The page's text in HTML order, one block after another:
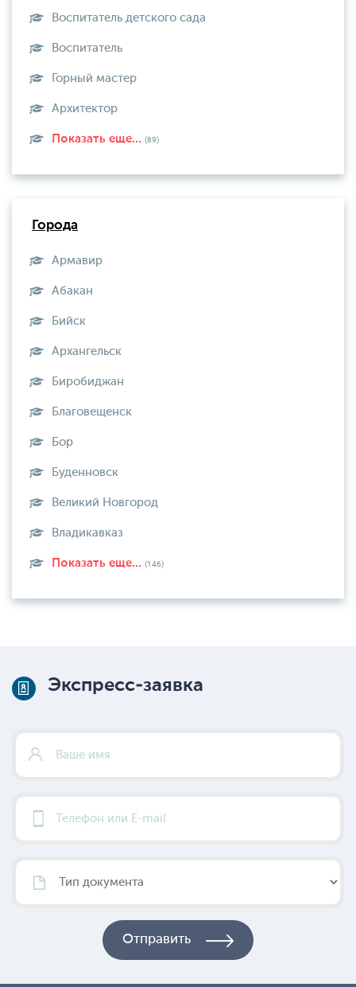
Воспитатель детского сада
Воспитатель
Горный мастер
Архитектор
Показать еще... (89)
Города
Армавир
Абакан
Бийск
Архангельск
Биробиджан
Благовещенск
Бор
Буденновск
Великий Новгород
Владикавказ
Показать еще... (146)
Экспресс-заявка